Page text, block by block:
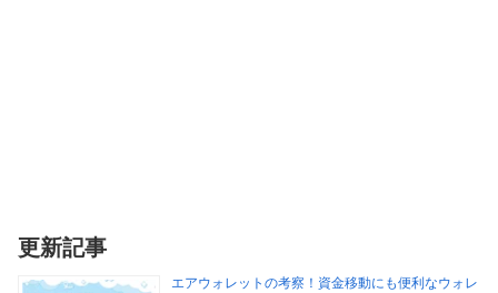
更新記事
エアウォレットの考察！資金移動にも便利なウォレ